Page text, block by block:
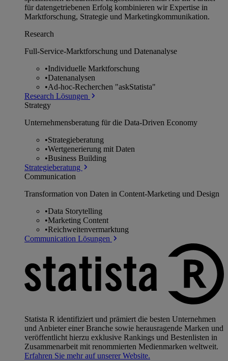
für datengetriebenen Erfolg kombinieren wir Expertise in
Marktforschung, Strategie und Marketingkommunikation.
Research
Full-Service-Marktforschung und Datenanalyse
•Individuelle Marktforschung
•Datenanalysen
•Ad-hoc-Recherchen "askStatista"
Research Lösungen
Strategy
Unternehmens­beratung für die Data-Driven Economy
•Strategieberatung
•Wertgenerierung mit Daten
•Business Building
Strategieberatung
Communication
Transformation von Daten in Content-Marketing und Design
•Data Storytelling
•Marketing Content
•Reichweitenvermarktung
Communication Lösungen
Statista R identifiziert und prämiert die besten Unternehmen
und Anbieter einer Branche sowie herausragende Marken und
veröffentlicht hierzu exklusive Rankings und Bestenlisten in
Zusammenarbeit mit renommierten Medienmarken weltweit.
Erfahren Sie mehr auf unserer Website.